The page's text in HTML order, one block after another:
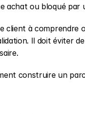
achat ou bloqué par
client à comprendre
Il doit éviter
construire un